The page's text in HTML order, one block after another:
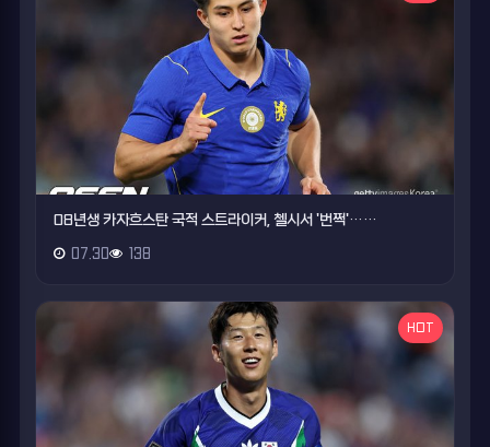
08년생 카자흐스탄 국적 스트라이커, 첼시서 '번쩍'……
07.30 138
HOT